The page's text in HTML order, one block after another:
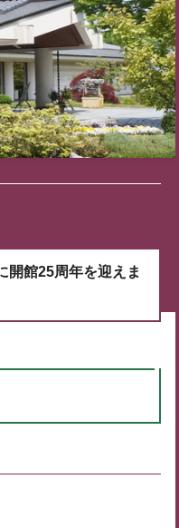
開館25周年を迎えま